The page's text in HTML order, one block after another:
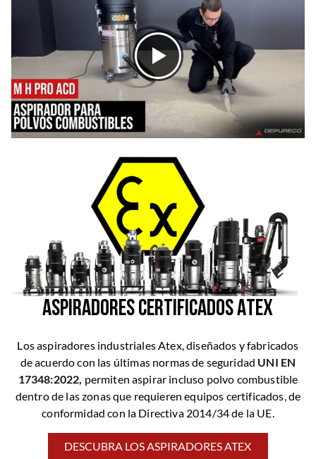
ASPIRADORES CERTIFICADOS ATEX
Los aspiradores industriales Atex, diseñados y fabricados
de acuerdo con las últimas normas de seguridad UNI EN
17348:2022, permiten aspirar incluso polvo combustible
dentro de las zonas que requieren equipos certificados, de
conformidad con la Directiva 2014/34 de la UE.
DESCUBRA LOS ASPIRADORES ATEX